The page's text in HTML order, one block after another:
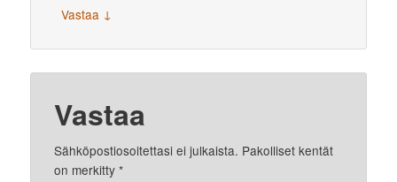
Vastaa ↓
Vastaa
Sähköpostiosoitettasi ei julkaista. Pakolliset kentät
on merkitty*